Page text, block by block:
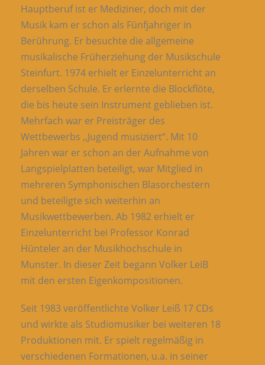
Hauptberuf ist er Mediziner, doch mit der
Musik kam er schon als Fünfjahriger in
Berührung. Er besuchte die allgemeine
musikalische Früherziehung der Musikschule
Steinfurt. 1974 erhielt er Einzelunter­richt an
derselben Schule. Er erlernte die Blockflöte,
die bis heute sein Instrument geblieben ist.
Mehrfach war er Preisträger des
Wettbewerbs ,,Jugend musiziert“. Mit 10
Jahren war er schon an der Aufnahme von
Lang­spielplatten beteiligt, war Mitglied in
mehreren Symphonischen Blasorchestern
und beteiligte sich weiterhin an
Musikwettbewerben. Ab 1982 erhielt er
Einzelunterricht bei Professor Konrad
Hünteler an der Musikhochschule in
Munster. In dieser Zeit begann Volker LeiB
mit den ersten Eigen­kompositionen.
Seit 1983 veröffentlichte Volker Leiß 17 CDs
und wirkte als Studiomusiker bei weiteren 18
Produktionen mit. Er spielt regelmäßig in
verschiedenen Formationen, u.a. in seiner